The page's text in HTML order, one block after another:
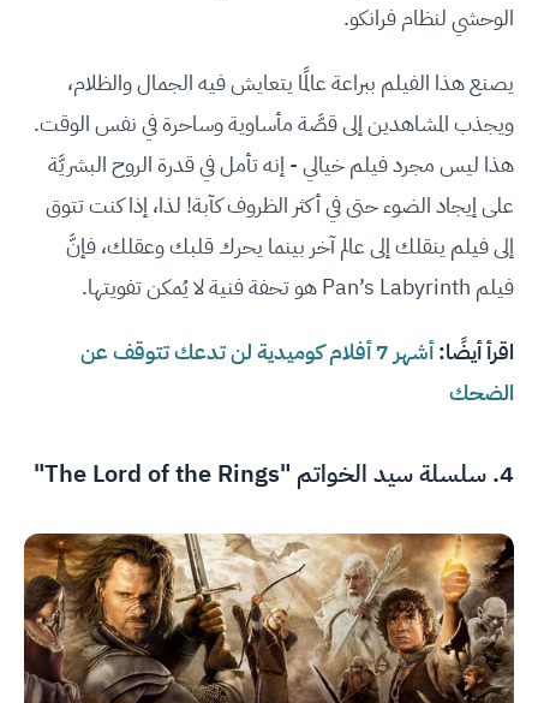
الوحشي لنظام فرانكو.
يصنع هذا الفيلم ببراعة عالمًا يتعايش فيه الجمال والظلام،
ويجذب المشاهدين إلى قصَّة مأساوية وساحرة في نفس الوقت.
هذا ليس مجرد فيلم خيالي - إنه تأمل في قدرة الروح البشريَّة
على إيجاد الضوء حتى في أكثر الظروف كآبة! لذا، إذا كنت تتوق
إلى فيلم ينقلك إلى عالم آخر بينما يحرك قلبك وعقلك، فإنَّ
فيلم Pan’s Labyrinth هو تحفة فنية لا يُمكن تفويتها.
اقرأ أيضًا:
أشهر 7 أفلام كوميدية لن تدعك تتوقف عن
الضحك
4. سلسلة سيد الخواتم "The Lord of the Rings"